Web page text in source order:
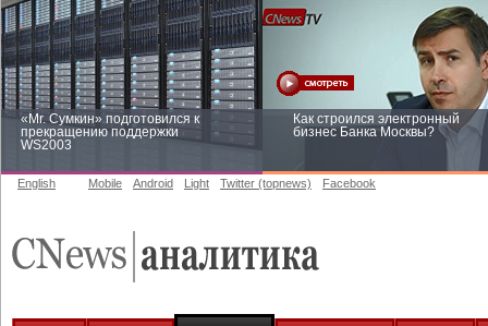
«Mr. Сумкин» подготовился к
прекращению поддержки
WS2003
Как строился электронный
бизнес Банка Москвы?
аналитике
English Mobile Android Light Twitter (topnews) Facebook